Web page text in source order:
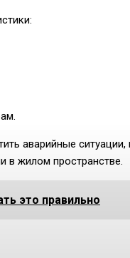
аварийные
в жилом пространстве.
это правильно